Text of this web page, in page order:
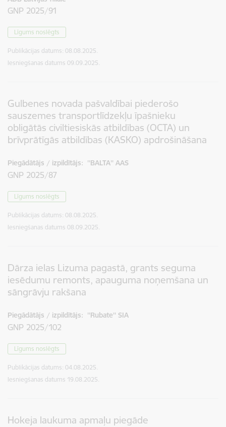
GNP 2025/91
Līgums noslēgts
Publikācijas datums: 08.08.2025.
Iesniegšanas datums 09.09.2025.
Gulbenes novada pašvaldībai piederošo
sauszemes transportlīdzekļu īpašnieku
obligātās civiltiesiskās atbildības (OCTA) un
brīvprātīgās atbildības (KASKO) apdrošināšana
Piegādātājs / izpildītājs: ''BALTA'' AAS
GNP 2025/87
Līgums noslēgts
Publikācijas datums: 08.08.2025.
Iesniegšanas datums 08.09.2025.
Dārza ielas Lizuma pagastā, grants seguma
iesēdumu remonts, apauguma noņemšana un
sāngrāvju rakšana
Piegādātājs / izpildītājs: ''Rubate'' SIA
GNP 2025/102
Līgums noslēgts
Publikācijas datums: 04.08.2025.
Iesniegšanas datums 19.08.2025.
Hokeja laukuma apmaļu piegāde